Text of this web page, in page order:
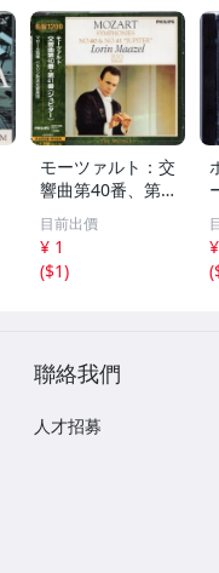
モーツァルト：交
響曲第40番、第4
1番「ジュピタ
ー」 ロリン・マ
ゼール PHILIPS 2
21
目前出價
¥ 1
($1)
(
聯絡我們
人才招募